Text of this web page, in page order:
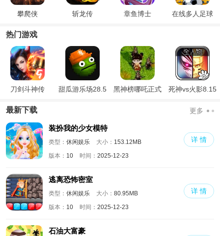
攀爬侠 斩龙传 章鱼博士 在线多人足球
热门游戏
刀剑斗神传
甜瓜游乐场28.5
黑神榜哪吒正式
死神vs火影8.15
最新下载 更多
装扮我的少女模特
类型： 休闲娱乐 大小： 153.12MB
版本： 10 时间： 2025-12-23
详 情
逃离恐怖密室
类型： 休闲娱乐 大小： 80.95MB
版本： 10 时间： 2025-12-23
详 情
石油大富豪